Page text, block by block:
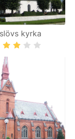
kyrka